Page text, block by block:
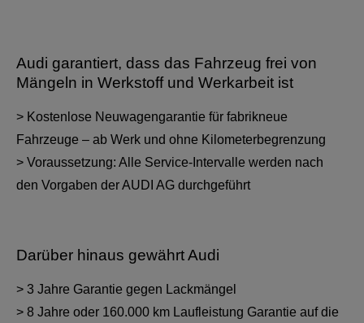
Audi garantiert, dass das Fahrzeug frei von
Mängeln in Werkstoff und Werkarbeit ist
> Kostenlose Neuwagengarantie für fabrikneue
Fahrzeuge – ab Werk und ohne Kilometerbegrenzung
> Voraussetzung: Alle Service-Intervalle werden nach
den Vorgaben der AUDI AG durchgeführt
Darüber hinaus gewährt Audi
> 3 Jahre Garantie gegen Lackmängel
> 8 Jahre oder 160.000 km Laufleistung Garantie auf die